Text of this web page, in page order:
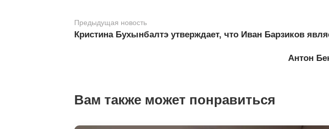
Предыдущая новость
Кристина Бухынбалтэ утверждает, что Иван Барзиков
Антон
Вам также может понравиться